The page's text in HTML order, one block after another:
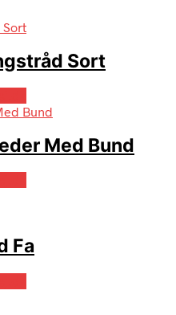
Sort
Med Bund
Fa